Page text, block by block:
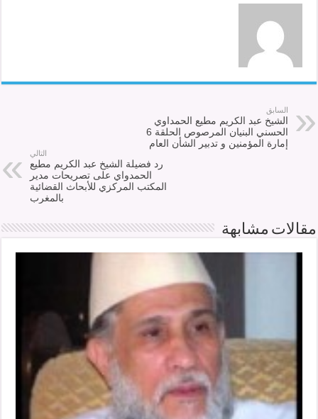
السابق
الشيخ عبد الكريم مطيع الحمداوي
الحسني البنيان المرصوص الحلقة 6
إمارة المؤمنين و تدبير الشأن العام
التالي
رد فضيلة الشيخ عبد الكريم مطيع
الحمدواي على تصريحات مدير
المكتب المركزي للأبحاث القضائية
بالمغرب
مقالات مشابهة